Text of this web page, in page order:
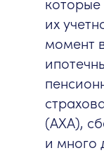
которые
их
момент
(AXA),
и много